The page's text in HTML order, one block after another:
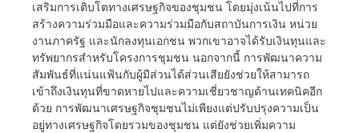
เสริมการเติบโตทางเศรษฐกิจของชุมชน โดยมุ่งเน้นไปที่การ
สร้างความร่วมมือและความร่วมมือกับสถาบันการเงิน หน่วย
งานภาครัฐ และนักลงทุนเอกชน พวกเขาอาจได้รับเงินทุนและ
ทรัพยากรสำหรับโครงการชุมชน นอกจากนี้ การพัฒนาความ
สัมพันธ์ที่แน่นแฟ้นกับผู้มีส่วนได้ส่วนเสียยังช่วยให้สามารถ
เข้าถึงเงินทุนที่ขาดหายไปและความเชี่ยวชาญด้านเทคนิคอีก
ด้วย การพัฒนาเศรษฐกิจชุมชนไม่เพียงแต่ปรับปรุงความเป็น
อยู่ทางเศรษฐกิจโดยรวมของชุมชน แต่ยังช่วยเพิ่มความ